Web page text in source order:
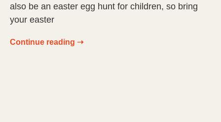
also be an easter egg hunt for children, so bring
your easter
Continue reading ➝